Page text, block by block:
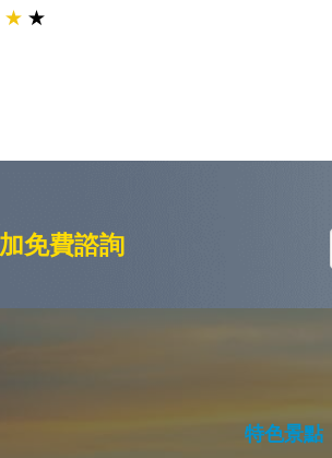
★ ★
免費諮詢
特色景點